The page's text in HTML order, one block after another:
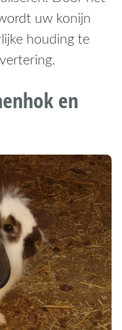
uw konijn
houding te
en